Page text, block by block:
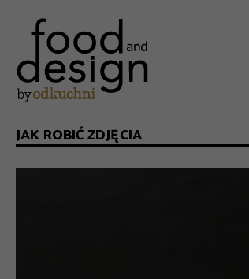
JAK ROBIĆ ZDJĘCIA